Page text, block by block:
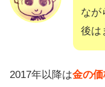
なが
後は
2017年以降は金の